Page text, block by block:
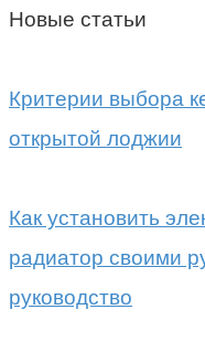
Новые статьи
Критерии выбора
открытой лоджии
Как установить
радиатор своими
руководство